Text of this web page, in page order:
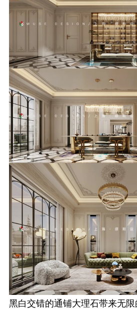
黑白交错的通铺大理石带来无